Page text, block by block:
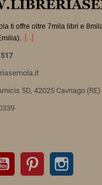
ti offre oltre 7mila libri e
. [...]
5D, 42025 Cavriago
YouTube Pinterest